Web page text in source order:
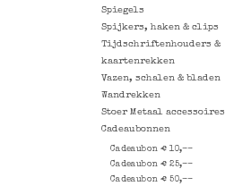
Spiegels
Spijkers, haken & clips
Tijdschriftenhouders &
kaartenrekken
Vazen, schalen & bladen
Wandrekken
Stoer Metaal accessoires
Cadeaubonnen
Cadeaubon € 10,--
Cadeaubon € 25,--
Cadeaubon € 50,--